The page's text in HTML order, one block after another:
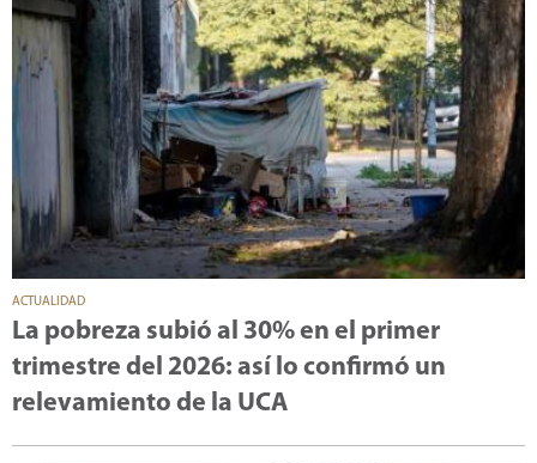
ACTUALIDAD
La pobreza subió al 30% en el primer
trimestre del 2026: así lo confirmó un
relevamiento de la UCA